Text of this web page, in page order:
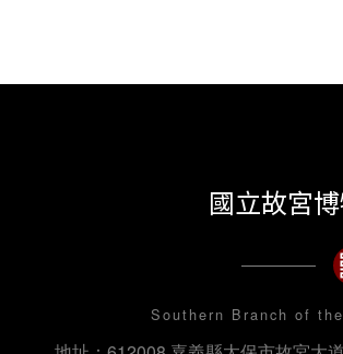
國立故宮
Southern Branch of